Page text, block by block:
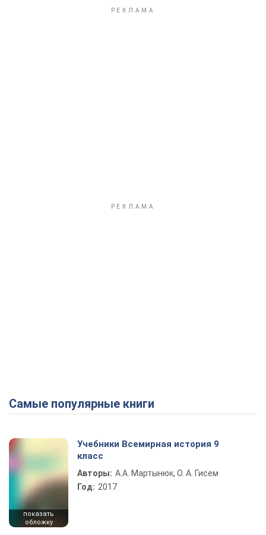
Самые популярные книги
показать
обложку
Учебники Всемирная история 9
класс
Авторы: А.А. Мартынюк, О. А. Гисем
Год: 2017